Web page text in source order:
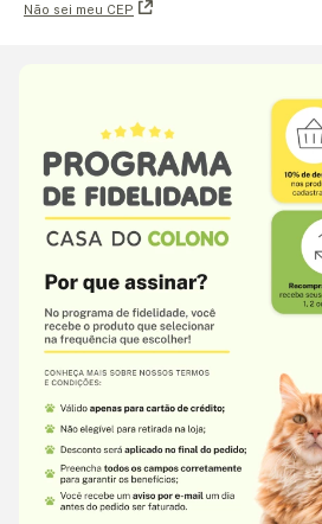
Não sei meu CEP